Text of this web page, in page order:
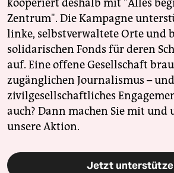
kooperiert deshalb mit "Alles
Zentrum". Die Kampagne
linke, selbstverwaltete Orte und
solidarischen Fonds für deren
auf. Eine offene Gesellschaft
zugänglichen Journalismus – und
zivilgesellschaftliches
auch? Dann machen Sie mit und
unsere Aktion.
Jetzt